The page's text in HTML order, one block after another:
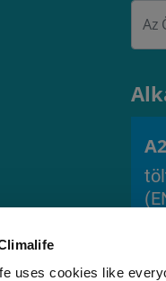
uses cookies like